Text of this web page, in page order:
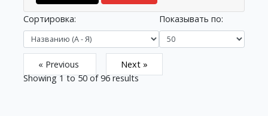
Сортировка: Показывать по:
« Previous
Next »
Showing1to50of96results